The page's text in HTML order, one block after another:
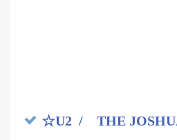
☆U2 / THE